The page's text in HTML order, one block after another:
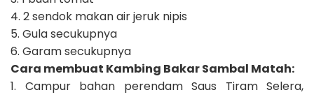
4. 2 sendok makan air jeruk nipis
5. Gula secukupnya
6. Garam secukupnya
Cara membuat Kambing Bakar Sambal Matah:
1. Campur bahan perendam Saus Tiram Selera,